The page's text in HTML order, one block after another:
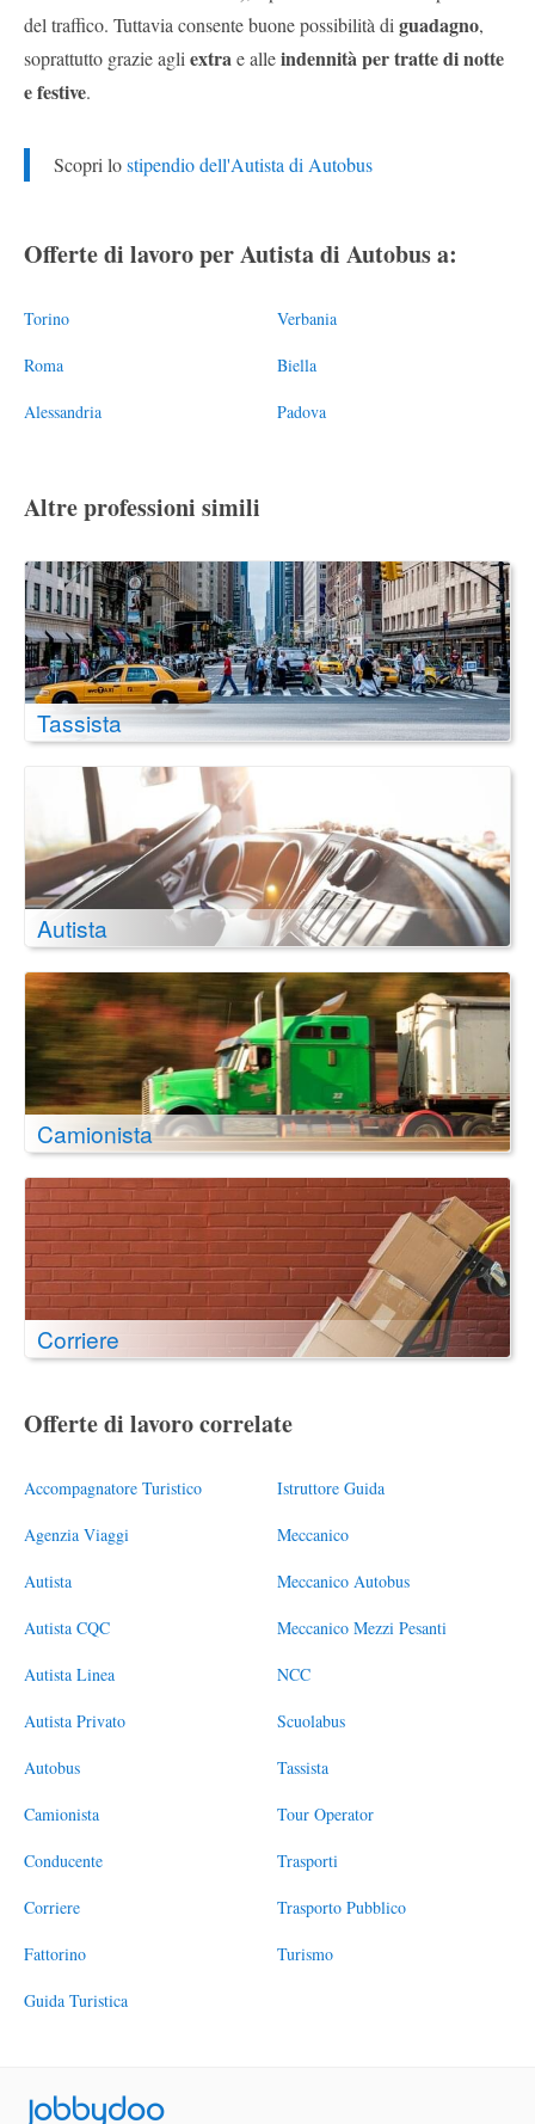
del traffico. Tuttavia consente buone possibilità di guadagno,
soprattutto grazie agli extrae alleindennità per tratte di notte
e festive.
Scopri lostipendio dell'Autista di Autobus
Offerte di lavoro per Autista di Autobus a:
Torino
Roma
Alessandria
Verbania
Biella
Padova
Altre professioni simili
Tassista
Autista
Camionista
Corriere
Offerte di lavoro correlate
Accompagnatore Turistico
Agenzia Viaggi
Autista
Autista CQC
Autista Linea
Autista Privato
Autobus
Camionista
Conducente
Corriere
Fattorino
Guida Turistica
Istruttore Guida
Meccanico
Meccanico Autobus
Meccanico Mezzi Pesanti
NCC
Scuolabus
Tassista
Tour Operator
Trasporti
Trasporto Pubblico
Turismo
Jobbydoo